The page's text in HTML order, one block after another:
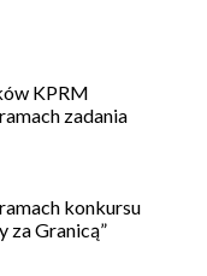
KPRM
zadania
konkursu
za Granicą”